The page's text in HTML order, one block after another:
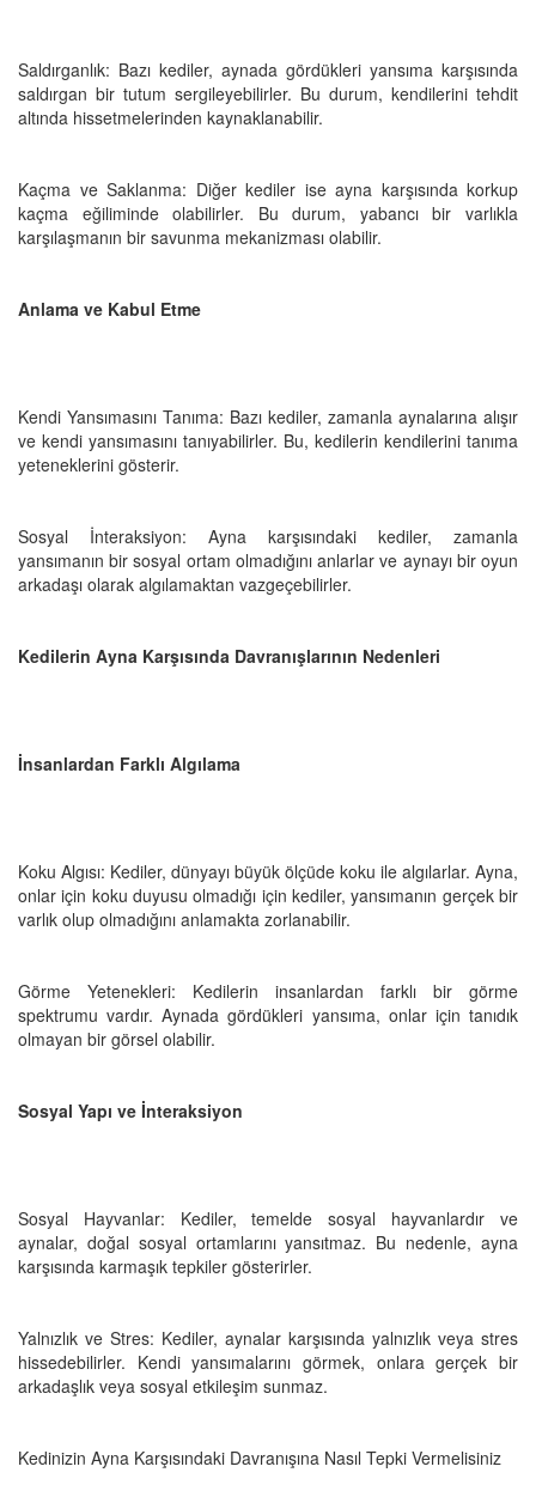
Saldırganlık: Bazı kediler, aynada gördükleri yansıma karşısında
saldırgan bir tutum sergileyebilirler. Bu durum, kendilerini tehdit
altında hissetmelerinden kaynaklanabilir.
Kaçma ve Saklanma: Diğer kediler ise ayna karşısında korkup
kaçma eğiliminde olabilirler. Bu durum, yabancı bir varlıkla
karşılaşmanın bir savunma mekanizması olabilir.
Anlama ve Kabul Etme
Kendi Yansımasını Tanıma: Bazı kediler, zamanla aynalarına alışır
ve kendi yansımasını tanıyabilirler. Bu, kedilerin kendilerini tanıma
yeteneklerini gösterir.
Sosyal İnteraksiyon: Ayna karşısındaki kediler, zamanla
yansımanın bir sosyal ortam olmadığını anlarlar ve aynayı bir oyun
arkadaşı olarak algılamaktan vazgeçebilirler.
Kedilerin Ayna Karşısında Davranışlarının Nedenleri
İnsanlardan Farklı Algılama
Koku Algısı: Kediler, dünyayı büyük ölçüde koku ile algılarlar. Ayna,
onlar için koku duyusu olmadığı için kediler, yansımanın gerçek bir
varlık olup olmadığını anlamakta zorlanabilir.
Görme Yetenekleri: Kedilerin insanlardan farklı bir görme
spektrumu vardır. Aynada gördükleri yansıma, onlar için tanıdık
olmayan bir görsel olabilir.
Sosyal Yapı ve İnteraksiyon
Sosyal Hayvanlar: Kediler, temelde sosyal hayvanlardır ve
aynalar, doğal sosyal ortamlarını yansıtmaz. Bu nedenle, ayna
karşısında karmaşık tepkiler gösterirler.
Yalnızlık ve Stres: Kediler, aynalar karşısında yalnızlık veya stres
hissedebilirler. Kendi yansımalarını görmek, onlara gerçek bir
arkadaşlık veya sosyal etkileşim sunmaz.
Kedinizin Ayna Karşısındaki Davranışına Nasıl Tepki Vermelisiniz